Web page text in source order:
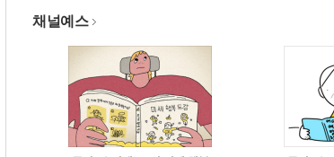
채널예스